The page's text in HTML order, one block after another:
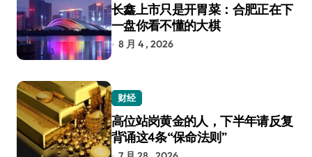
长鑫上市只是开胃菜：合肥正在下
一盘你看不懂的大棋
8 月 4 , 2026
财经
高位站岗黄金的人，下半年请反复
背诵这4条“保命法则”